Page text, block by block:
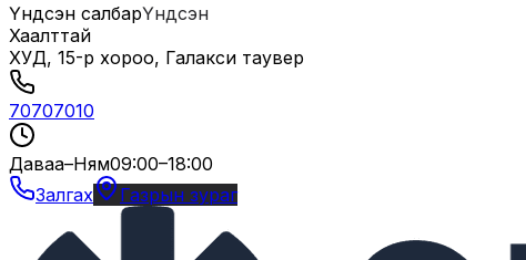
Үндсэн салбарҮндсэн
Хаалттай
ХУД, 15-р хороо, Галакси таувер
70707010
Даваа–Ням09:00–18:00
Залгах
Газрын зураг